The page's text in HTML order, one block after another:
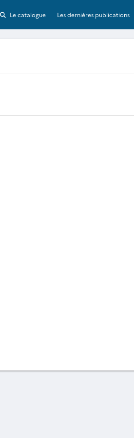
Le catalogue Les dernières publications